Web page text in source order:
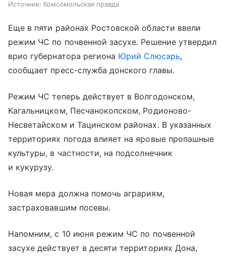
Источник: Комсомольская правда
Еще в пяти районах Ростовской области ввели
режим ЧС по почвенной засухе. Решение утвердил
врио губернатора региона Юрий Слюсарь,
сообщает пресс-служба донского главы.
Режим ЧС теперь действует в Волгодонском,
Кагальницком, Песчанокопском, Родионово-
Несветайском и Тацинском районах. В указанных
территориях погода влияет на яровые пропашные
культуры, в частности, на подсолнечник
и кукурузу.
Новая мера должна помочь аграриям,
застраховавшим посевы.
Напомним, с 10 июня режим ЧС по почвенной
засухе действует в десяти территориях Дона,